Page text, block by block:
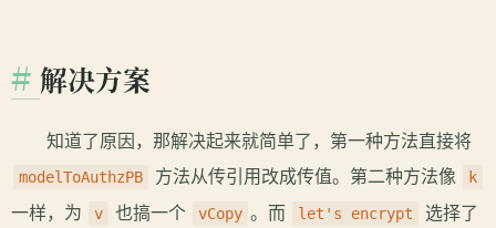
解决方案
知道了原因，那解决起来就简单了，第一种方法直接将
modelToAuthzPB 方法从传引用改成传值。第二种方法像 k
一样，为 v 也搞一个 vCopy 。而 let's encrypt
选择了